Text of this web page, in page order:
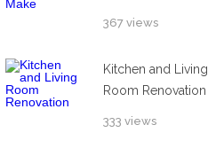
367 views
Kitchen and Living
Room Renovation
333 views